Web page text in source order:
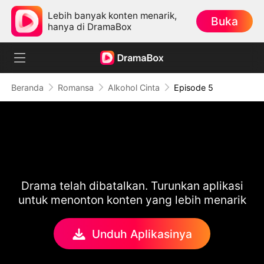
Lebih banyak konten menarik,
hanya di DramaBox
Buka
Beranda Romansa Alkohol Cinta Episode 5
Drama telah dibatalkan. Turunkan aplikasi
untuk menonton konten yang lebih menarik
Unduh Aplikasinya